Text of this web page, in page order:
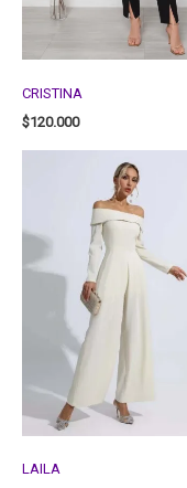
CRISTINA
$120.000
LAILA